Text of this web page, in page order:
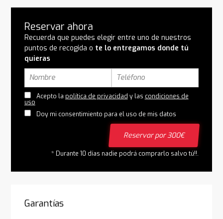
Reservar ahora
Recuerda que puedes elegir entre uno de nuestros
puntos de recogida o te lo entregamos donde tú
quieras
Acepto la política de privacidad y las condiciones de
uso
Doy mi consentimiento para el uso de mis datos
Reservar por 300€
* Durante 10 días nadie podrá comprarlo salvo tú!!.
Garantías